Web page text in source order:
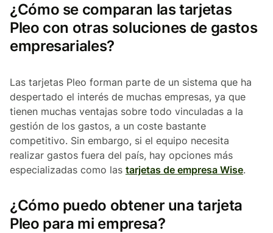
¿Cómo se comparan las tarjetas
Pleo con otras soluciones de gastos
empresariales?
Las tarjetas Pleo forman parte de un sistema que ha
despertado el interés de muchas empresas, ya que
tienen muchas ventajas sobre todo vinculadas a la
gestión de los gastos, a un coste bastante
competitivo. Sin embargo, si el equipo necesita
realizar gastos fuera del país, hay opciones más
especializadas como las tarjetas de empresa Wise.
¿Cómo puedo obtener una tarjeta
Pleo para mi empresa?